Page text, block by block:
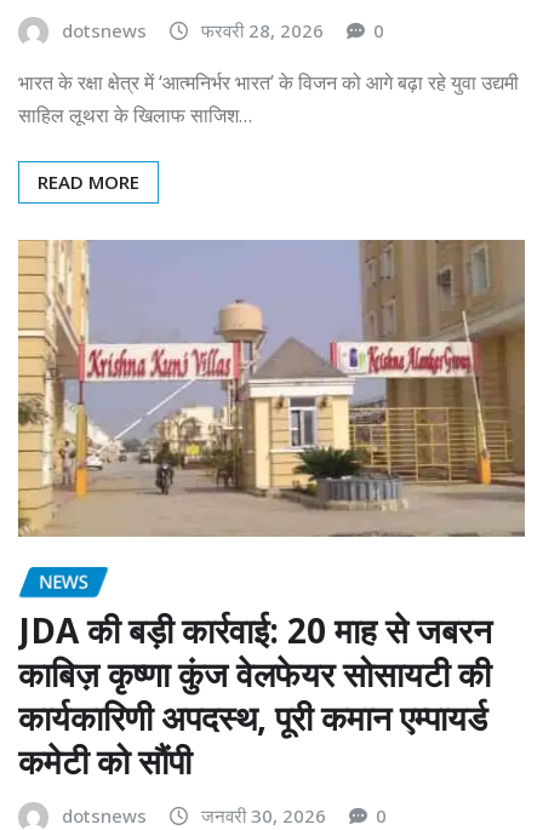
dotsnews फरवरी 28, 2026 0
भारत के रक्षा क्षेत्र में ‘आत्मनिर्भर भारत’ के विजन को आगे बढ़ा रहे युवा उद्यमी
साहिल लूथरा के खिलाफ साजिश…
READ MORE
NEWS
JDA की बड़ी कार्रवाई: 20 माह से जबरन
काबिज़ कृष्णा कुंज वेलफेयर सोसायटी की
कार्यकारिणी अपदस्थ, पूरी कमान एम्पायर्ड
कमेटी को सौंपी
dotsnews जनवरी 30, 2026 0